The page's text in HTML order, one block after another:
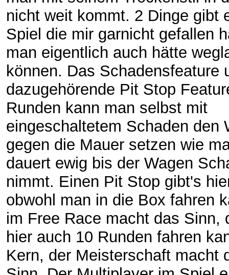
nicht weit kommt. 2 Dinge gibt
Spiel die mir garnicht gefallen
man eigentlich auch hätte
können. Das Schadensfeature
dazugehörende Pit Stop
Runden kann man selbst mit
eingeschaltetem Schaden den
gegen die Mauer setzen wie
dauert ewig bis der Wagen
nimmt. Einen Pit Stop gibt's
obwohl man in die Box fahren
im Free Race macht das Sinn,
hier auch 10 Runden fahren
Kern, der Meisterschaft macht